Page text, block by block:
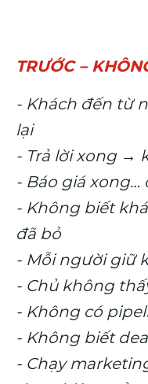
ÁP DỤNG
nơi → không
lưu → mất
khách phản
còn quan tâm
một kiểu
tổng thể
sắp chốt
nhưng không đo